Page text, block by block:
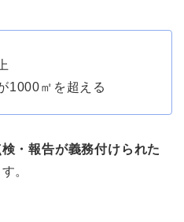
1000㎡を超える
・報告が義務付けられた
。